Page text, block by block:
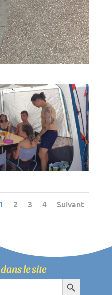
2 3 4 Suivant
le site
Search Button